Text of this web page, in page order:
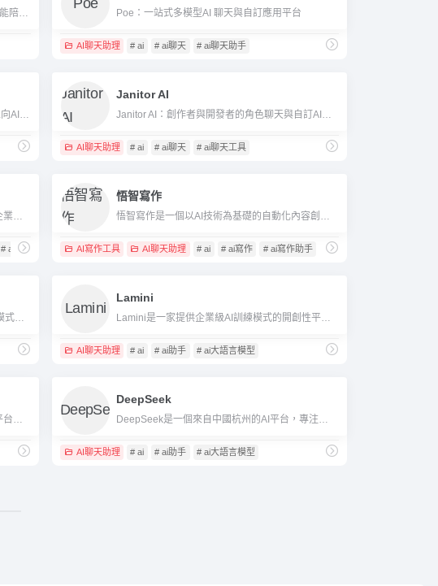
Character.AI：AI人格對話的革新者，開啟智能陪伴與創作新時代 Poe：一站式多模型AI 聊天與自訂應用平台
AI聊天助理 # ai # ai聊天 # ai聊天助手
SpicyChat：極致角色扮演與自由對話的成人向AI 聊天平台
Janitor AI
AI聊天助理 # ai # ai聊天 # ai聊天工具
# ai資料分析工具
悟智寫作
AI寫作工具 AI聊天助理 # ai # ai寫作 # ai寫作助手
商量SenseChat是商湯科技推出的以大語言模式為基礎的智慧對話平台，提供多輪對話、內容產生、程式輔助等多種功能。
Lamini
AI聊天助理 # ai # ai助手 # ai大語言模型
DeepSeek
AI聊天助理 # ai # ai助手 # ai大語言模型